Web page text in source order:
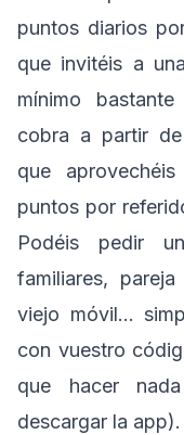
puntos diarios
que invitéis a
mínimo
cobra a partir
que
puntos por
Podéis pedir
familiares,
viejo móvil…
con vuestro
que hacer
descargar la app).